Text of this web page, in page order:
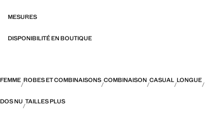
MESURES
DISPONIBILITÉ EN BOUTIQUE
FEMME ROBES ET COMBINAISONS COMBINAISON CASUAL LONGUE
DOS NU TAILLES PLUS